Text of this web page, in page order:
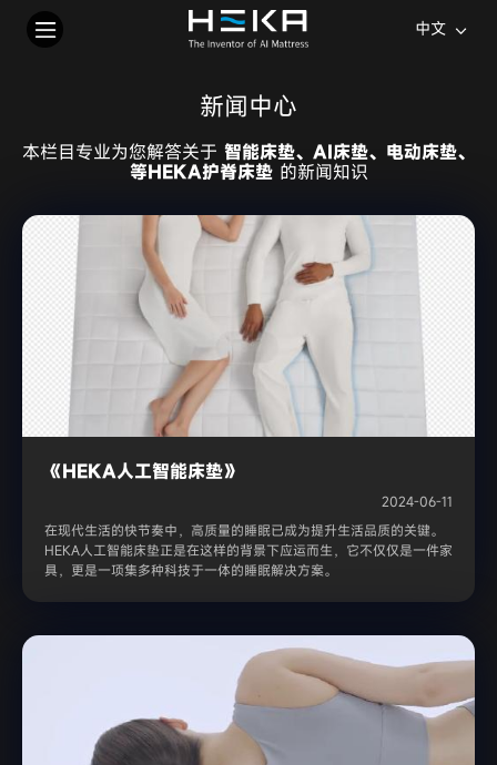
中文
新闻中心
本栏目专业为您解答关于 智能床垫、AI床垫、电动床垫、
等HEKA护脊床垫的新闻知识
《HEKA人工智能床垫》
2024-06-11
在现代生活的快节奏中，高质量的睡眠已成为提升生活品质的关键。
HEKA人工智能床垫正是在这样的背景下应运而生，它不仅仅是一件家
具，更是一项集多种科技于一体的睡眠解决方案。